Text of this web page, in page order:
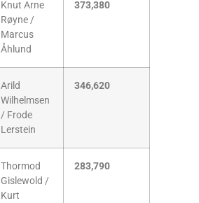
Knut Arne
Røyne /
Marcus
Åhlund
373,380
Arild
Wilhelmsen
/ Frode
Lerstein
346,620
Thormod
Gislewold /
Kurt
283,790